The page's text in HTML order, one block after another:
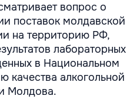
вопрос о
поставок молдавской
на территорию РФ,
лабораторных
в Национальном
качества алкогольной
Молдова.